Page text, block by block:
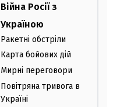
Війна Росії з
Україною
Ракетні обстріли
Карта бойових дій
Мирні переговори
Повітряна тривога в
Україні